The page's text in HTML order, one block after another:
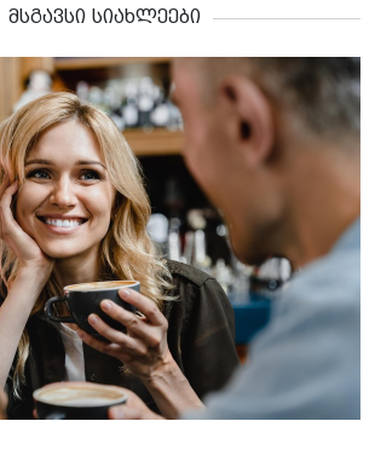
მსგავსი სიახლეები